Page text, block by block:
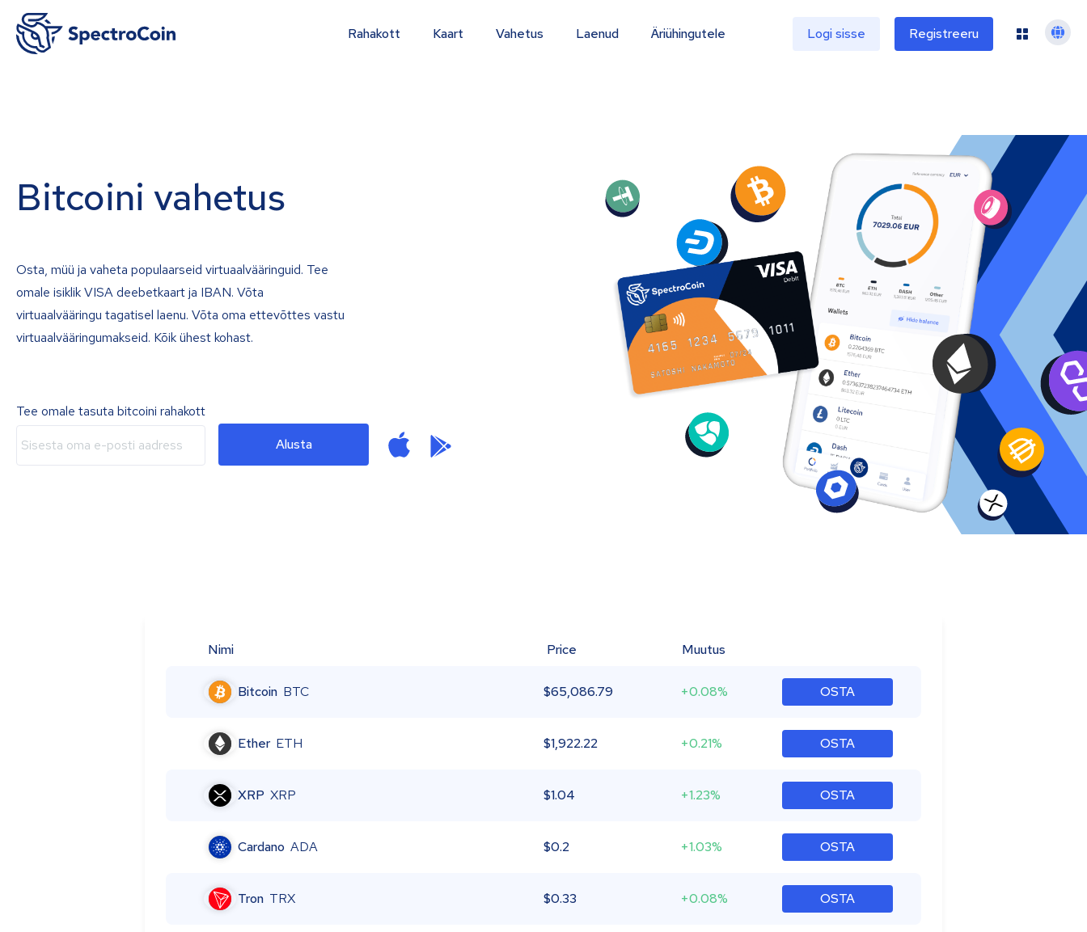
Rahakott Kaart Vahetus Laenud Äriühingutele Logi sisse Registreeru
Bitcoini vahetus
Osta, müü ja vaheta populaarseid virtuaalvääringuid. Tee
omale isiklik VISA deebetkaart ja IBAN. Võta
virtuaalvääringu tagatisel laenu. Võta oma ettevõttes vastu
virtuaalvääringumakseid. Kõik ühest kohast.
Tee omale tasuta bitcoini rahakott
Alusta
Nimi Price Muutus
Bitcoin BTC $65,086.79 +0.08% OSTA
Ether ETH $1,922.22 +0.21% OSTA
XRP XRP $1.04 +1.23% OSTA
Cardano ADA $0.2 +1.03% OSTA
Tron TRX $0.33 +0.08% OSTA